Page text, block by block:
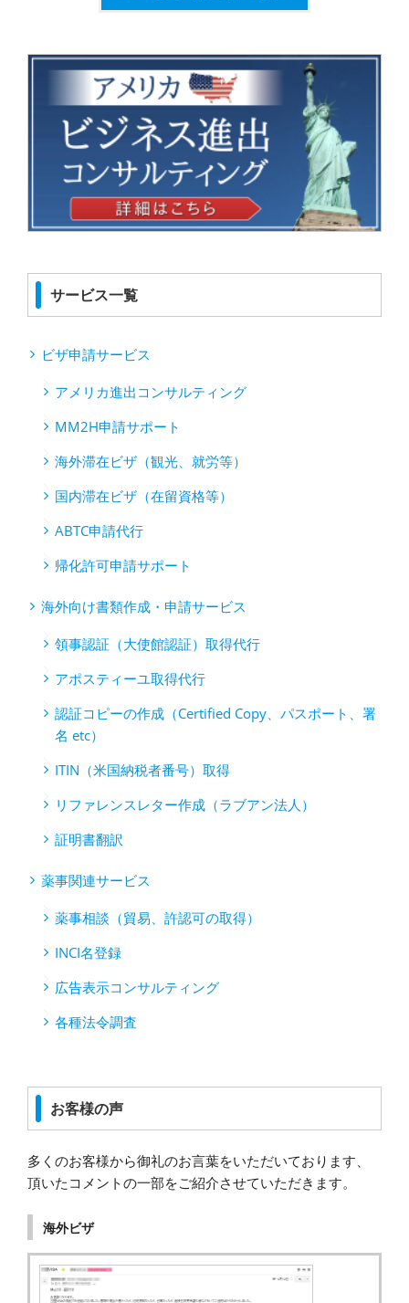
サービス一覧
ビザ申請サービス
アメリカ進出コンサルティング
MM2H申請サポート
海外滞在ビザ（観光、就労等）
国内滞在ビザ（在留資格等）
ABTC申請代行
帰化許可申請サポート
海外向け書類作成・申請サービス
領事認証（大使館認証）取得代行
アポスティーユ取得代行
認証コピーの作成（Certified Copy、パスポート、署
名 etc）
ITIN（米国納税者番号）取得
リファレンスレター作成（ラブアン法人）
証明書翻訳
薬事関連サービス
薬事相談（貿易、許認可の取得）
INCI名登録
広告表示コンサルティング
各種法令調査
お客様の声
多くのお客様から御礼のお言葉をいただいております、
頂いたコメントの一部をご紹介させていただきます。
海外ビザ